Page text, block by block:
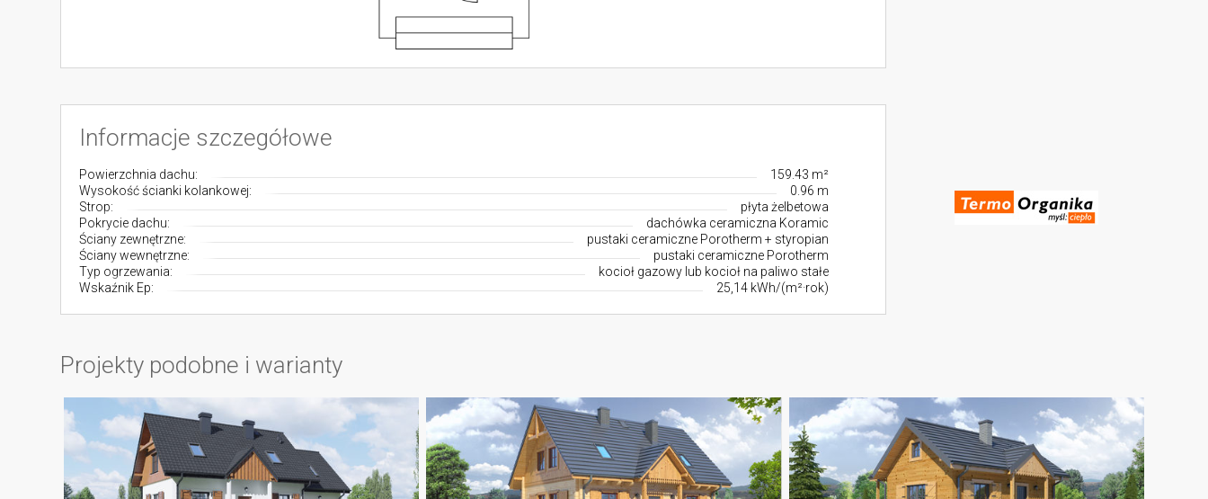
Informacje szczegółowe
Powierzchnia dachu:
159.43 m²
Wysokość ścianki kolankowej:
0.96 m
Strop:
płyta żelbetowa
Pokrycie dachu:
dachówka ceramiczna Koramic
Ściany zewnętrzne:
pustaki ceramiczne Porotherm + styropian
Ściany wewnętrzne:
pustaki ceramiczne Porotherm
Typ ogrzewania:
kocioł gazowy lub kocioł na paliwo stałe
Wskaźnik Ep:
25,14 kWh/(m²·rok)
Projekty podobne i warianty